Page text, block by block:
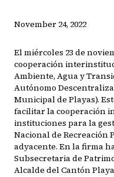
November 24, 2022
El miércoles 23 de
cooperación
Ambiente, Agua y
Autónomo
Municipal de Playas).
facilitar la cooperación
instituciones para la
Nacional de Recreación
adyacente. En la firma
Subsecretaria de
Alcalde del Cantón